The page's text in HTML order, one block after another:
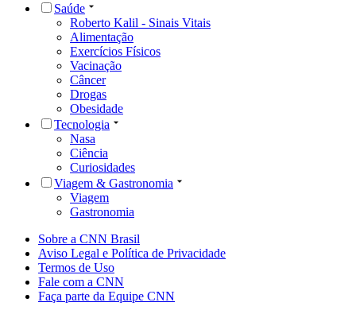
Saúde
Roberto Kalil - Sinais Vitais
Alimentação
Exercícios Físicos
Vacinação
Câncer
Drogas
Obesidade
Tecnologia
Nasa
Ciência
Curiosidades
Viagem & Gastronomia
Viagem
Gastronomia
Sobre a CNN Brasil
Aviso Legal e Política de Privacidade
Termos de Uso
Fale com a CNN
Faça parte da Equipe CNN